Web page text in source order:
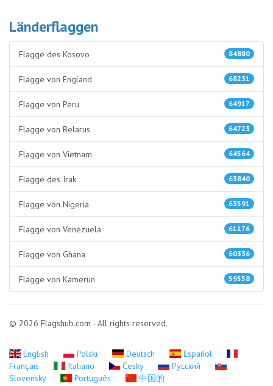
Länderflaggen
84880
Flagge des Kosovo
68231
Flagge von England
64917
Flagge von Peru
64723
Flagge von Belarus
64564
Flagge von Vietnam
63840
Flagge des Irak
63591
Flagge von Nigeria
61176
Flagge von Venezuela
60336
Flagge von Ghana
59558
Flagge von Kamerun
© 2026 Flagshub.com - All rights reserved.
English Polski Deutsch
Español
Français
Italiano Česky
Русский
Slovensky
Português 中国的